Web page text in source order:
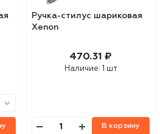
Ручка-стилус шариковая
Xenon
470.31 ₽
Наличие: 1 шт
В корзину